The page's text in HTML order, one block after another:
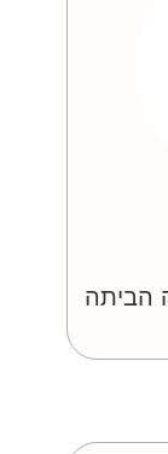
הביתה